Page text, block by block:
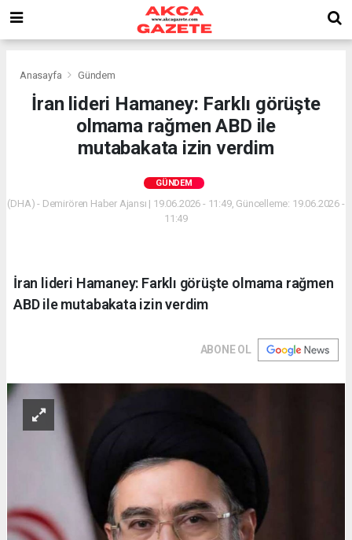
Anasayfa Gündem
İran lideri Hamaney: Farklı görüşte
olmama rağmen ABD ile
mutabakata izin verdim
GÜNDEM
(DHA) - Demirören Haber Ajansı | 19.06.2026 - 11:49, Güncelleme: 19.06.2026 -
11:49
İran lideri Hamaney: Farklı görüşte olmama rağmen
ABD ile mutabakata izin verdim
ABONE OL